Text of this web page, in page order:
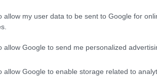
allow my user data to be sent to Google for
allow Google to send me personalized
allow Google to enable storage related to